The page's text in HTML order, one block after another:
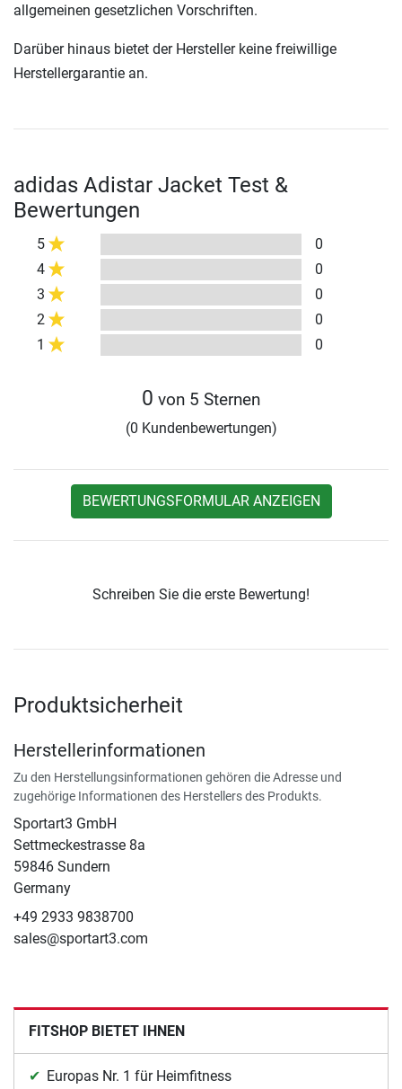
allgemeinen gesetzlichen Vorschriften.
Darüber hinaus bietet der Hersteller keine freiwillige
Herstellergarantie an.
adidas Adistar Jacket Test &
Bewertungen
5
0
4
0
3
0
2
0
1
0
0 von 5 Sternen
(0 Kundenbewertungen)
BEWERTUNGSFORMULAR ANZEIGEN
Schreiben Sie die erste Bewertung!
Produktsicherheit
Herstellerinformationen
Zu den Herstellungsinformationen gehören die Adresse und
zugehörige Informationen des Herstellers des Produkts.
Sportart3 GmbH
Settmeckestrasse 8a
59846 Sundern
Germany
+49 2933 9838700
sales@sportart3.com
FITSHOP BIETET IHNEN
Europas Nr. 1 für Heimfitness